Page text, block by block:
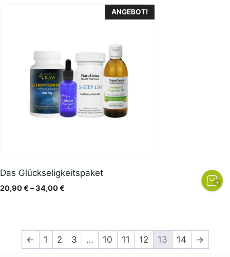
ANGEBOT!
Das Glückseligkeitspaket
20,90€ –34,00€
← 1 2 3 … 10 11 12 13 14 →